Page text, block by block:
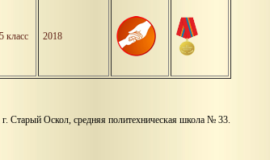
5 класс 2018
, г. Старый Оскол, средняя политехническая школа № 33.